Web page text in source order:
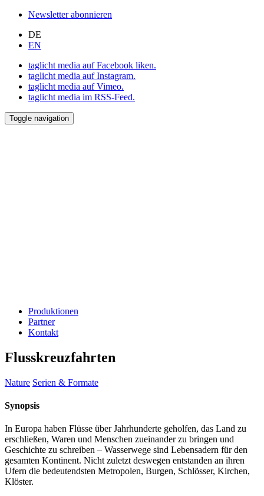
Newsletter abonnieren
DE
EN
taglicht media auf Facebook liken.
taglicht media auf Instagram.
taglicht media auf Vimeo.
taglicht media im RSS-Feed.
Toggle navigation
Produktionen
Partner
Kontakt
Flusskreuzfahrten
Nature Serien & Formate
Synopsis
In Europa haben Flüsse über Jahrhunderte geholfen, das Land zu
erschließen, Waren und Menschen zueinander zu bringen und
Geschichte zu schreiben – Wasserwege sind Lebensadern für den
gesamten Kontinent. Nicht zuletzt deswegen entstanden an ihren
Ufern die bedeutendsten Metropolen, Burgen, Schlösser, Kirchen,
Klöster.